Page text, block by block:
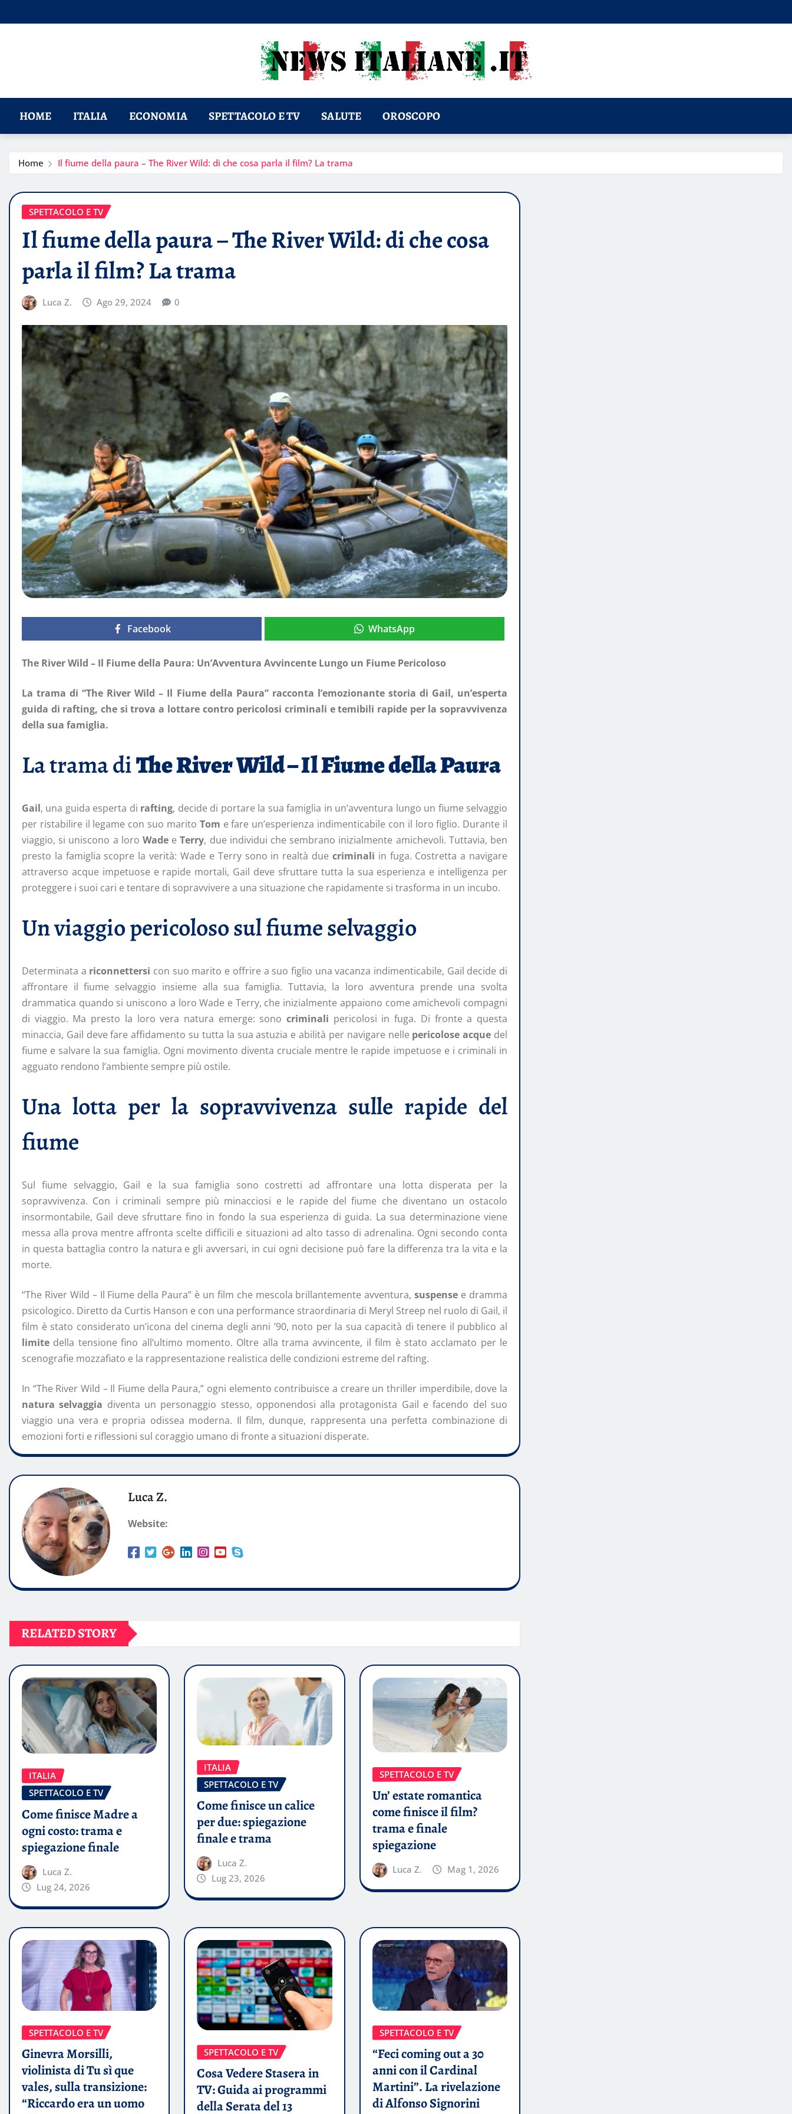
to
HOME ITALIA ECONOMIA SPETTACOLO E TV SALUTE OROSCOPO
Home Il fiume della paura – The River Wild: di che cosa parla il film? La trama
SPETTACOLO E TV
Il fiume della paura – The River Wild: di che cosa
parla il film? La trama
Luca Z. Ago 29, 2024 0
Facebook WhatsApp
The River Wild – Il Fiume della Paura: Un’Avventura Avvincente Lungo un Fiume Pericoloso
La trama di “The River Wild – Il Fiume della Paura” racconta l’emozionante storia di Gail, un’esperta
guida di rafting, che si trova a lottare contro pericolosi criminali e temibili rapide per la sopravvivenza
della sua famiglia.
La trama diThe River Wild – Il Fiume della Paura
Gail, una guida esperta di rafting, decide di portare la sua famiglia in un’avventura lungo un fiume selvaggio
per ristabilire il legame con suo marito Tom e fare un’esperienza indimenticabile con il loro figlio. Durante il
viaggio, si uniscono a loro Wade eTerry, due individui che sembrano inizialmente amichevoli. Tuttavia, ben
presto la famiglia scopre la verità: Wade e Terry sono in realtà due criminali in fuga. Costretta a navigare
attraverso acque impetuose e rapide mortali, Gail deve sfruttare tutta la sua esperienza e intelligenza per
proteggere i suoi cari e tentare di sopravvivere a una situazione che rapidamente si trasforma in un incubo.
Un viaggio pericoloso sul fiume selvaggio
Determinata a riconnettersi con suo marito e offrire a suo figlio una vacanza indimenticabile, Gail decide di
affrontare il fiume selvaggio insieme alla sua famiglia. Tuttavia, la loro avventura prende una svolta
drammatica quando si uniscono a loro Wade e Terry, che inizialmente appaiono come amichevoli compagni
di viaggio. Ma presto la loro vera natura emerge: sonocriminali pericolosi in fuga. Di fronte a questa
minaccia, Gail deve fare affidamento su tutta la sua astuzia e abilità per navigare nelle pericolose acque del
fiume e salvare la sua famiglia. Ogni movimento diventa cruciale mentre le rapide impetuose e i criminali in
agguato rendono l’ambiente sempre più ostile.
Una lotta per la sopravvivenza sulle rapide del
fiume
Sul fiume selvaggio, Gail e la sua famiglia sono costretti ad affrontare una lotta disperata per la
sopravvivenza. Con i criminali sempre più minacciosi e le rapide del fiume che diventano un ostacolo
insormontabile, Gail deve sfruttare fino in fondo la sua esperienza di guida. La sua determinazione viene
messa alla prova mentre affronta scelte difficili e situazioni ad alto tasso di adrenalina. Ogni secondo conta
in questa battaglia contro la natura e gli avversari, in cui ogni decisione può fare la differenza tra la vita e la
morte.
“The River Wild – Il Fiume della Paura” è un film che mescola brillantemente avventura,suspense e dramma
psicologico. Diretto da Curtis Hanson e con una performance straordinaria di Meryl Streep nel ruolo di Gail, il
film è stato considerato un’icona del cinema degli anni ’90, noto per la sua capacità di tenere il pubblico al
limite della tensione fino all’ultimo momento. Oltre alla trama avvincente, il film è stato acclamato per le
scenografie mozzafiato e la rappresentazione realistica delle condizioni estreme del rafting.
In “The River Wild – Il Fiume della Paura,” ogni elemento contribuisce a creare un thriller imperdibile, dove la
natura selvaggia diventa un personaggio stesso, opponendosi alla protagonista Gail e facendo del suo
viaggio una vera e propria odissea moderna. Il film, dunque, rappresenta una perfetta combinazione di
emozioni forti e riflessioni sul coraggio umano di fronte a situazioni disperate.
Luca Z.
Website:
RELATED STORY
ITALIA
SPETTACOLO E TV
Come finisce Madre a
ogni costo: trama e
spiegazione finale
Luca Z.
Lug 24, 2026
ITALIA
SPETTACOLO E TV
Come finisce un calice
per due: spiegazione
finale e trama
Luca Z.
Lug 23, 2026
SPETTACOLO E TV
Un’ estate romantica
come finisce il film?
trama e finale
spiegazione
Luca Z. Mag 1, 2026
SPETTACOLO E TV
Ginevra Morsilli,
violinista di Tu sì que
vales, sulla transizione:
“Riccardo era un uomo
SPETTACOLO E TV
Cosa Vedere Stasera in
TV: Guida ai programmi
della Serata del 13
SPETTACOLO E TV
“Feci coming out a 30
anni con il Cardinal
Martini”. La rivelazione
di Alfonso Signorini